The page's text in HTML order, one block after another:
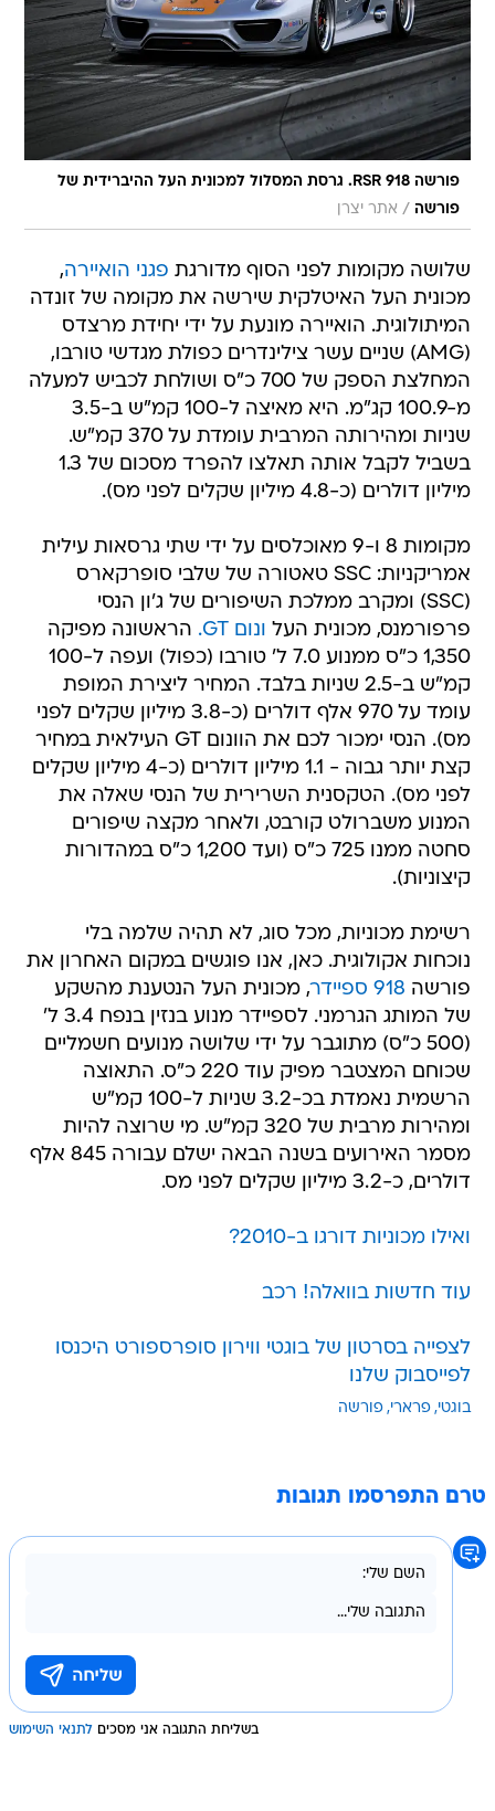
פורשה 918 RSR. גרסת המסלול למכונית העל ההיברידית של
פורשה / אתר יצרן
שלושה מקומות לפני הסוף מדורגת פגני הואיירה,
מכונית העל האיטלקית שירשה את מקומה של זונדה
המיתולוגית. הואיירה מונעת על ידי יחידת מרצדס
(AMG) שניים עשר צילינדרים כפולת מגדשי טורבו,
המחלצת הספק של 700 כ"ס ושולחת לכביש למעלה
מ-100.9 קג"מ. היא מאיצה ל-100 קמ"ש ב-3.5
שניות ומהירותה המרבית עומדת על 370 קמ"ש.
בשביל לקבל אותה תאלצו להפרד מסכום של 1.3
מיליון דולרים (כ-4.8 מיליון שקלים לפני מס).
מקומות 8 ו-9 מאוכלסים על ידי שתי גרסאות עילית
אמריקניות: SSC טאטורה של שלבי סופרקארס
(SSC) ומקרב ממלכת השיפורים של ג'ון הנסי
פרפורמנס, מכונית העל ונום GT.
הראשונה מפיקה
1,350 כ"ס ממנוע 7.0 ל' טורבו (כפול) ועפה ל-100
קמ"ש ב-2.5 שניות בלבד. המחיר ליצירת המופת
עומד על 970 אלף דולרים (כ-3.8 מיליון שקלים לפני
מס). הנסי ימכור לכם את הוונום GT העילאית במחיר
קצת יותר גבוה - 1.1 מיליון דולרים (כ-4 מיליון שקלים
לפני מס). הטקסנית השרירית של הנסי שאלה את
המנוע משברולט קורבט, ולאחר מקצה שיפורים
סחטה ממנו 725 כ"ס (ועד 1,200 כ"ס במהדורות
קיצוניות).
רשימת מכוניות, מכל סוג, לא תהיה שלמה בלי
נוכחות אקולוגית. כאן, אנו פוגשים במקום האחרון את
פורשה 918 ספיידר
, מכונית העל הנטענת מהשקע
של המותג הגרמני. לספיידר מנוע בנזין בנפח 3.4 ל'
(500 כ"ס) מתוגבר על ידי שלושה מנועים חשמליים
שכוחם המצטבר מפיק עוד 220 כ"ס. התאוצה
הרשמית נאמדת בכ-3.2 שניות ל-100 קמ"ש
ומהירות מרבית של 320 קמ"ש. מי שרוצה להיות
מסמר האירועים בשנה הבאה ישלם עבורה 845 אלף
דולרים, כ-3.2 מיליון שקלים לפני מס.
ואילו מכוניות דורגו ב-2010?
עוד חדשות בוואלה! רכב
לצפייה בסרטון של בוגטי ווירון סופרספורט היכנסו
לפייסבוק שלנו
בוגטי פרארי פורשה
טרם התפרסמו תגובות
בשליחת התגובה אני מסכים לתנאי השימוש